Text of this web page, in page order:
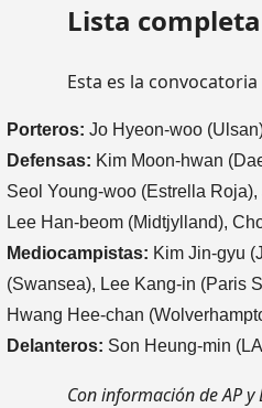
Lista
Esta es la
Porteros: Jo Hyeon-woo
Defensas: Kim Moon-hwan
Seol Young-woo (Estrella
Lee Han-beom (Midtjylland),
Mediocampistas: Kim Jin-gyu
(Swansea), Lee Kang-in (Paris
Hwang Hee-chan
Delanteros: Son Heung-min
Con información de AP y